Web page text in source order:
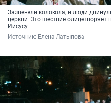
Зазвенели колокола, и люди
церкви. Это шествие олицетворяет
Иисусу
Источник: Елена Латыпова